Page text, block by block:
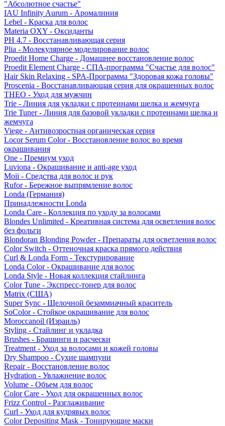
"Абсолютное счастье"
IAU Infinity Aurum - Аромалиния
Lebel - Краска для волос
Materia OXY - Оксиданты
PH 4.7 - Восстанавливающая серия
Plia - Молекулярное моделирование волос
Proedit Home Charge - Домашнее восстановление волос
Proedit Element Charge - СПА-программа "Счастье для волос"
Hair Skin Relaxing - SPA-Программа "Здоровая кожа головы"
Proscenia - Восстанавливающая серия для окрашенных волос
THEO - Уход для мужчин
Trie - Линия для укладки с протеинами шелка и жемчуга
Trie Tuner - Линия для базовой укладки с протеинами шелка и
жемчуга
Viege - Антивозростная органическая серия
Locor Serum Color - Восстановление волос во время
окрашивания
One - Премиум уход
Luviona - Окрашивание и anti-age уход
Moii - Средства для волос и рук
Rufor - Бережное выпрямление волос
Londa (Германия)
Принадлежности Londa
Londa Care - Коллекция по уходу за волосами
Blondes Unlimited - Креативная система для осветления волос
без фольги
Blondoran Blonding Powder - Препараты для осветления волос
Color Switch - Оттеночная краска прямого действия
Curl & Londa Form - Текстурирование
Londa Color - Окрашивание для волос
Londa Style - Новая коллекция стайлинга
Color Tune - Экспресс-тонер для волос
Matrix (США)
Super Sync - Щелочной безаммиачный краситель
SoColor - Стойкое окрашивание для волос
Moroccanoil (Израиль)
Styling - Стайлинг и укладка
Brushes - Брашинги и расчески
Treatment - Уход за волосами и кожей головы
Dry Shampoo - Сухие шампуни
Repair - Восстановление волос
Hydration - Увлажнение волос
Volume - Объем для волос
Color Care - Уход для окрашенных волос
Frizz Control - Разглаживание
Curl - Уход для кудрявых волос
Color Depositing Mask - Тонирующие маски